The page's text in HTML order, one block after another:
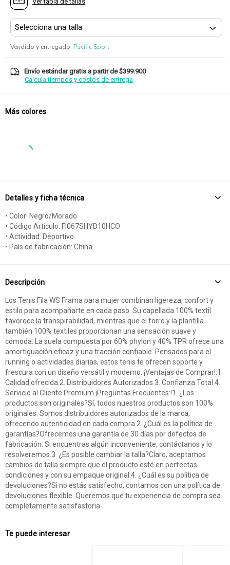
Vendido y entregado: Pacific Sport
Envío estándar gratis a partir de $399.900
Calcula tiempos y costos de entrega
Más colores
Detalles y ficha técnica
• Color: Negro/Morado
• Código Artículo: FI067SHYD10HCO
• Actividad: Deportivo
• País de fabricación: China
Descripción
Los Tenis Fila WS Frama para mujer combinan ligereza, confort y
estilo para acompañarte en cada paso. Su capellada 100% textil
favorece la transpirabilidad, mientras que el forro y la plantilla
también 100% textiles proporcionan una sensación suave y
cómoda. La suela compuesta por 60% phylon y 40% TPR ofrece una
amortiguación eficaz y una tracción confiable. Pensados para el
running o actividades diarias, estos tenis te ofrecen soporte y
frescura con un diseño versátil y moderno. ¡Ventajas de Comprar!:1.
Calidad ofrecida.2. Distribuidores Autorizados.3. Confianza Total.4.
Servicio al Cliente Premium.¡Preguntas Frecuentes:!1. ¿Los
productos son originales?Sí, todos nuestros productos son 100%
originales. Somos distribuidores autorizados de la marca,
ofrecendo autenticidad en cada compra.2. ¿Cuál es la política de
garantías?Ofrecemos una garantía de 30 días por defectos de
fabricación. Si encuentras algún inconveniente, contáctanos y lo
resolveremos.3. ¿Es posible cambiar la talla?Claro, aceptamos
cambios de talla siempre que el producto esté en perfectas
condiciones y con su empaque original.4. ¿Cuál es su política de
devoluciones?Si no estás satisfecho, contamos con una política de
devoluciones flexible. Queremos que tu experiencia de compra sea
completamente satisfastoria
Te puede interesar